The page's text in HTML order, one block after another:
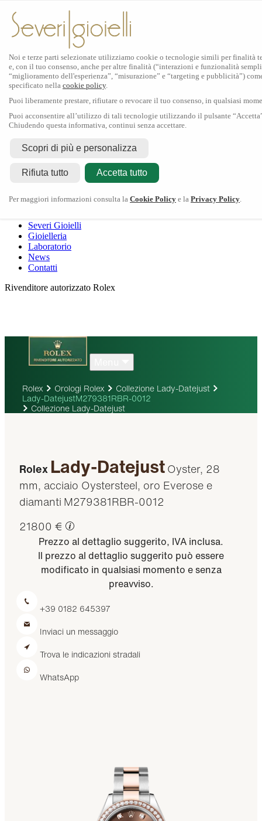
Rolex
Rolex Certified Pre-Owned
Tudor
La collezioneTudor shop
Dodo
Severi Gioielli
Gioielleria
Laboratorio
News
Contatti
Rivenditore autorizzato Rolex
Scopri Rolex
Orologi Rolex
Nuovi modelli 2026
Accessori Rolex
L'arte dell'orologeria
Manutenzione
Oyster Story
Contattaci
Rolex Orologi Rolex
Collezione Lady-Datejust
Lady-DatejustM279381RBR-0012
Collezione Lady-Datejust
Rolex Lady-DatejustOyster, 28
mm, acciaio Oystersteel, oro Everose e
diamanti M279381RBR-0012
21800 €
Prezzo al dettaglio suggerito, IVA inclusa.
Il prezzo al dettaglio suggerito può essere
modificato in qualsiasi momento e senza
preavviso.
+39 0182 645397
Inviaci un messaggio
Trova le indicazioni stradali
WhatsApp
Noi e terze parti selezionate utilizziamo cookie o tecnologie simili per finalità
e, con il tuo consenso, anche per altre finalità (“interazioni e funzionalità
“miglioramento dell'esperienza”, “misurazione” e “targeting e pubblicità”)
specificato nella cookie policy.
Puoi liberamente prestare, rifiutare o revocare il tuo consenso, in qualsiasi
Puoi acconsentire all’utilizzo di tali tecnologie utilizzando il pulsante
Chiudendo questa informativa, continui senza accettare.
Scopri di più e personalizza
Rifiuta tutto Accetta tutto
Per maggiori informazioni consulta la Cookie Policy e la Privacy Policy.